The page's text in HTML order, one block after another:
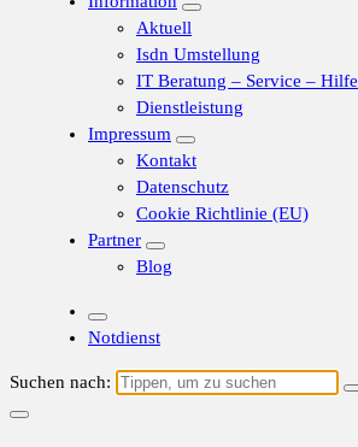
Aktuell
Isdn Umstellung
IT Beratung – Service – Hilfe
Dienstleistung
Impressum
Kontakt
Datenschutz
Cookie Richtlinie (EU)
Partner
Blog
Notdienst
Suchen nach: